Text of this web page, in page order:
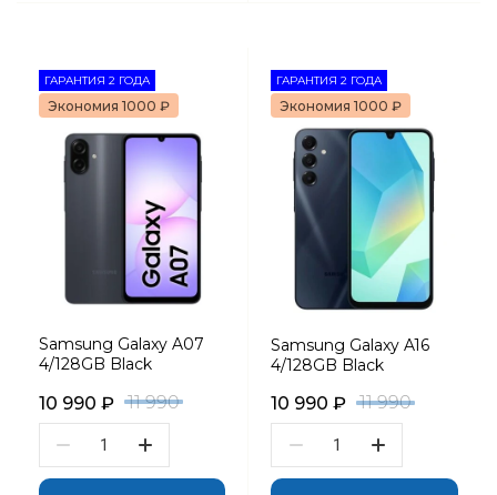
ГАРАНТИЯ 2 ГОДА
Экономия 1000 ₽
Samsung Galaxy A07
4/128GB Black
10 990 ₽ 11 990
ГАРАНТИЯ 2 ГОДА
Экономия 1000 ₽
Samsung Galaxy A16
4/128GB Black
10 990 ₽ 11 990